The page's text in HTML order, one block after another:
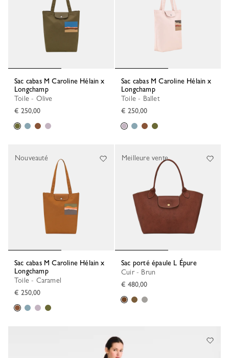
Sac cabas M Caroline Hélain x
Longchamp
Toile - Olive
€ 250,00
Sac cabas M Caroline Hélain x
Longchamp
Toile - Ballet
€ 250,00
Sac cabas M Caroline Hélain x
Longchamp
Toile - Caramel
€ 250,00
Nouveauté
Sac porté épaule L Épure
Cuir - Brun
€ 480,00
Meilleure vente